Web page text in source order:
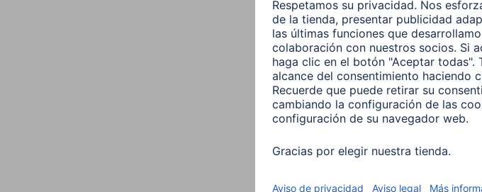
Hama Sintonizador Hi-Fi
«DIT2105SBTX», DAB+ / radio
por Internet / BT® RX&TX,
00054252